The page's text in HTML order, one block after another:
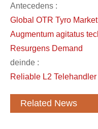
Antecedens :
Global OTR Tyro
Augmentum agitatus
Resurgens Demand
deinde :
Reliable L2
Related News